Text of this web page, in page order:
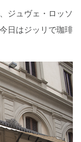
ジュヴェ・ロッソ
日はジッリで珈琲